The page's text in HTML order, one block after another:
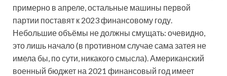
примерно в апреле, остальные машины первой
партии поставят к 2023 финансовому году.
Небольшие объёмы не должны смущать: очевидно,
это лишь начало (в противном случае сама затея не
имела бы, по сути, никакого смысла). Американский
военный бюджет на 2021 финансовый год имеет